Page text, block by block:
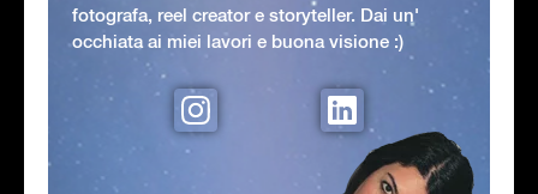
fotografa, reel creator e storyteller. Dai un'
occhiata ai miei lavori e buona visione :)